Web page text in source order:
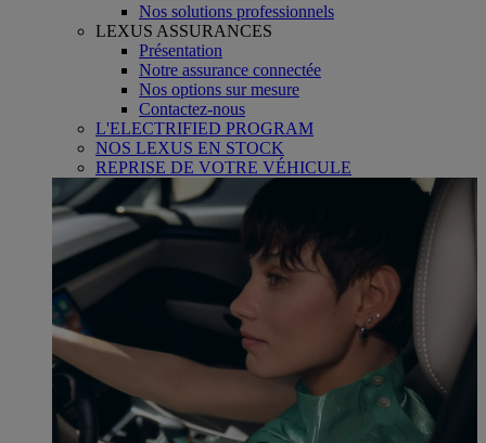
Nos solutions professionnels
LEXUS ASSURANCES
Présentation
Notre assurance connectée
Nos options sur mesure
Contactez-nous
L'ELECTRIFIED PROGRAM
NOS LEXUS EN STOCK
REPRISE DE VOTRE VÉHICULE